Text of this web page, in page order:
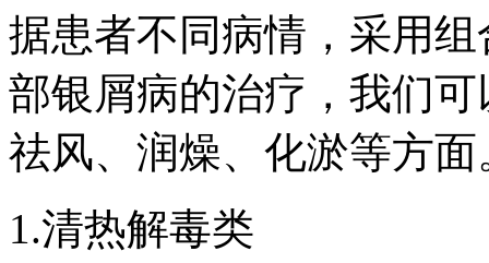
据患者不同病情，采用
部银屑病的治疗，我们
祛风、润燥、化淤等方面
1.清热解毒类